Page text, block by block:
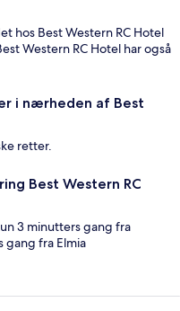
hos Best Western RC Hotel
Western RC Hotel har også
i nærheden af Best
retter.
Best Western RC
3 minutters gang fra
gang fra Elmia